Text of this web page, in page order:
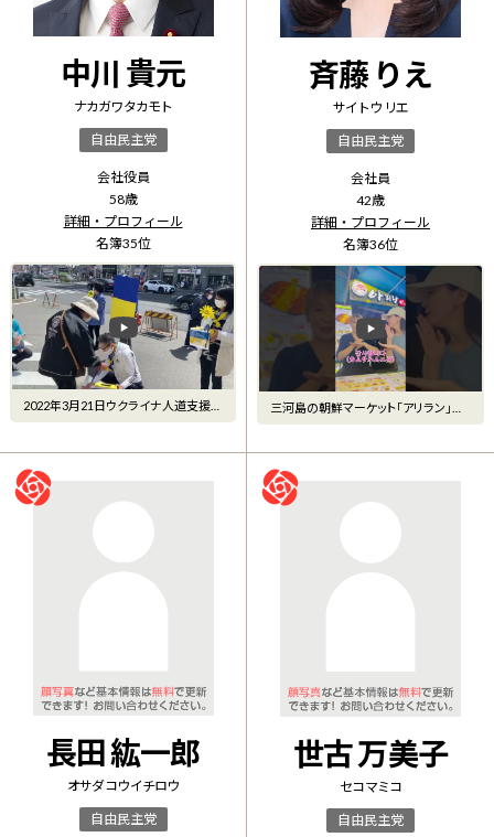
中川 貴元
ナカガワ タカモト
自由民主党
会社役員
58歳
詳細・プロフィール
名簿35位
2022年3月21日ウクライナ人道支援募
金
斉藤 りえ
サイトウ リエ
自由民主党
会社員
42歳
詳細・プロフィール
名簿36位
三河島の朝鮮マーケット「アリラン」へ！
12年来の友人・ミンち
長田 紘一郎
オサダ コウイチロウ
自由民主党
世古 万美子
セコ マミコ
自由民主党